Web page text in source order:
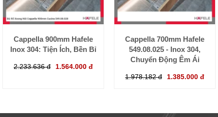
Cappella 900mm Hafele
Inox 304: Tiện Ích, Bền Bỉ
2.233.636 đ 1.564.000 đ
Cappella 700mm Hafele
549.08.025 - Inox 304,
Chuyển Động Êm Ái
1.978.182 đ 1.385.000 đ